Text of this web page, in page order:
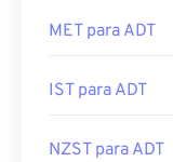
MET para ADT
IST para ADT
NZST para ADT